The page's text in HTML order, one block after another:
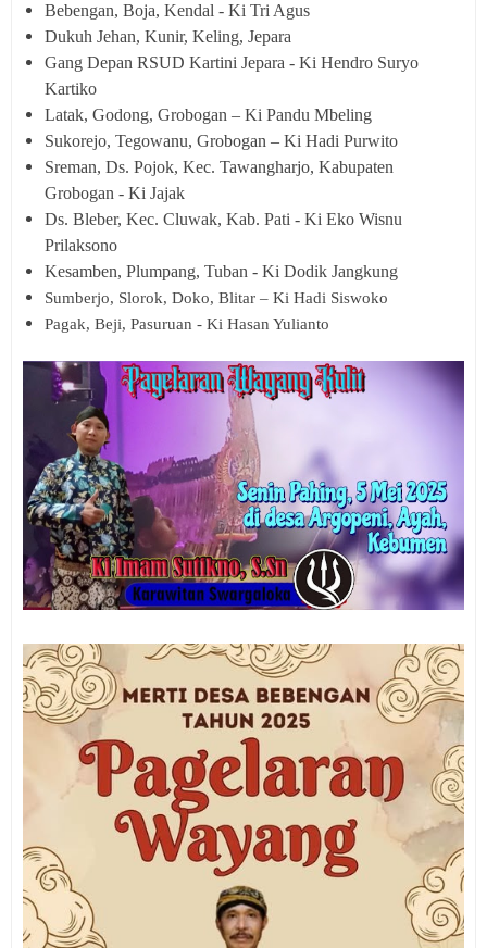
Bebengan, Boja, Kendal - Ki Tri Agus
Dukuh Jehan, Kunir, Keling, Jepara
Gang Depan RSUD Kartini Jepara - Ki Hendro Suryo
Kartiko
Latak, Godong, Grobogan – Ki Pandu Mbeling
Sukorejo, Tegowanu, Grobogan – Ki Hadi Purwito
Sreman, Ds. Pojok, Kec. Tawangharjo, Kabupaten
Grobogan - Ki Jajak
Ds. Bleber, Kec. Cluwak, Kab. Pati - Ki Eko Wisnu
Prilaksono
Kesamben, Plumpang, Tuban - Ki Dodik Jangkung
Sumberjo, Slorok, Doko, Blitar – Ki Hadi Siswoko
Pagak, Beji, Pasuruan - Ki Hasan Yulianto